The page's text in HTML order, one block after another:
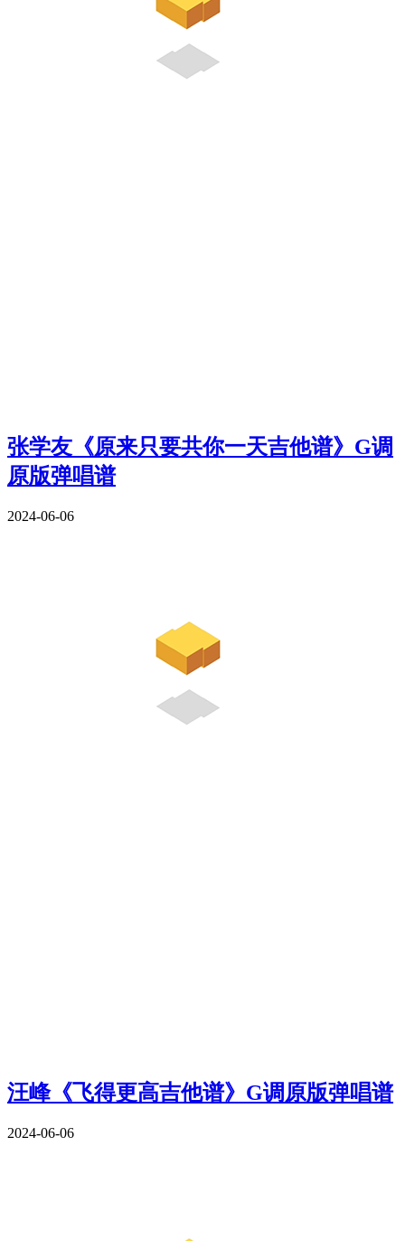
张学友《原来只要共你一天吉他谱》G调
原版弹唱谱
2024-06-06
汪峰《飞得更高吉他谱》G调原版弹唱谱
2024-06-06